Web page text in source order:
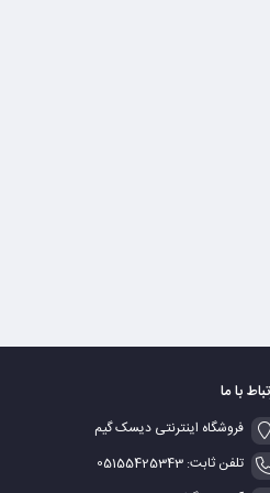
با ما
فروشگاه اینترنتی دیسک گیم
تلفن ثابت: 05155425343